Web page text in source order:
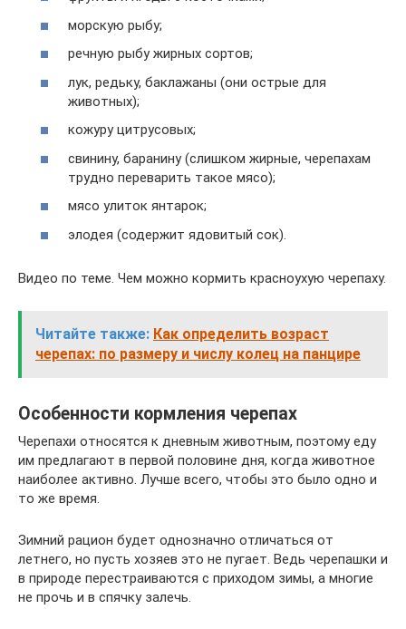
морскую рыбу;
речную рыбу жирных сортов;
лук, редьку, баклажаны (они острые для
животных);
кожуру цитрусовых;
свинину, баранину (слишком жирные, черепахам
трудно переварить такое мясо);
мясо улиток янтарок;
элодея (содержит ядовитый сок).
Видео по теме. Чем можно кормить красноухую черепаху.
Читайте также: Как определить возраст
черепах: по размеру и числу колец на панцире
Особенности кормления черепах
Черепахи относятся к дневным животным, поэтому еду
им предлагают в первой половине дня, когда животное
наиболее активно. Лучше всего, чтобы это было одно и
то же время.
Зимний рацион будет однозначно отличаться от
летнего, но пусть хозяев это не пугает. Ведь черепашки и
в природе перестраиваются с приходом зимы, а многие
не прочь и в спячку залечь.